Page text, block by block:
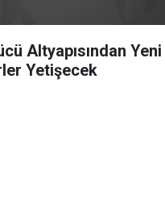
Altyapısından Yeni
Yetişecek